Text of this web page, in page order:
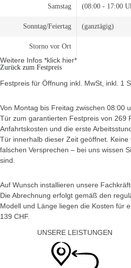
Samstag (08:00 - 17:00
Sonntag/Feiertag (ganztägig)
Storno vor Ort
Weitere Infos *klick hier*
Zurück zum Festpreis
Festpreis für Öffnung inkl. MwSt, inkl. 1
Von Montag bis Freitag zwischen 08:00
Tür zum garantierten Festpreis von 269
Anfahrtskosten und die erste
Tür innerhalb dieser Zeit geöffnet.
falschen Versprechen – bei uns wissen
sind.
Auf Wunsch installieren unsere
Die Abrechnung erfolgt gemäß den
Modell und Länge liegen die Kosten für
139 CHF.
UNSERE LEISTUNGEN